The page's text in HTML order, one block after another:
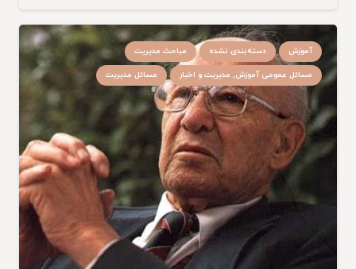
آموزش دسته‌بندی نشده
مباحث مدیریت
مسائل عمومی آموزش, مدیریت و اخبار
مسائل مدیریت